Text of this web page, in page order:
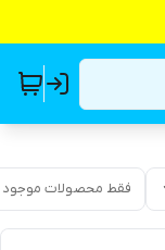
فقط محصولات موجود